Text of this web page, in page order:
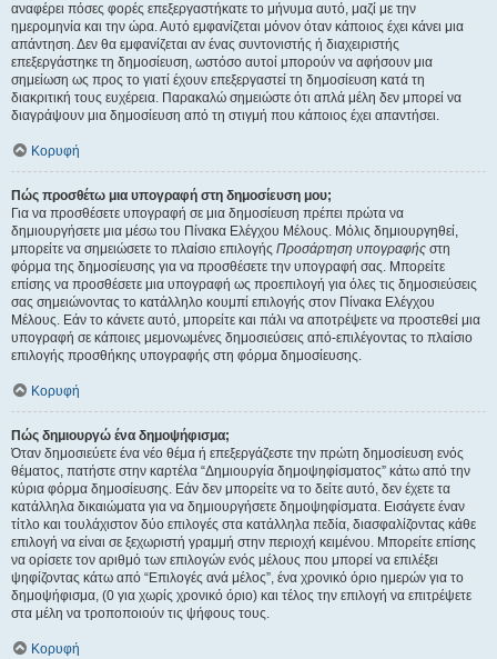
αναφέρει πόσες φορές επεξεργαστήκατε το μήνυμα αυτό, μαζί με την
ημερομηνία και την ώρα. Αυτό εμφανίζεται μόνον όταν κάποιος έχει κάνει μια
απάντηση. Δεν θα εμφανίζεται αν ένας συντονιστής ή διαχειριστής
επεξεργάστηκε τη δημοσίευση, ωστόσο αυτοί μπορούν να αφήσουν μια
σημείωση ως προς το γιατί έχουν επεξεργαστεί τη δημοσίευση κατά τη
διακριτική τους ευχέρεια. Παρακαλώ σημειώστε ότι απλά μέλη δεν μπορεί να
διαγράψουν μια δημοσίευση από τη στιγμή που κάποιος έχει απαντήσει.
Κορυφή
Πώς προσθέτω μια υπογραφή στη δημοσίευση μου;
Για να προσθέσετε υπογραφή σε μια δημοσίευση πρέπει πρώτα να
δημιουργήσετε μια μέσω του Πίνακα Ελέγχου Μέλους. Μόλις δημιουργηθεί,
μπορείτε να σημειώσετε το πλαίσιο επιλογής Προσάρτηση υπογραφής στη
φόρμα της δημοσίευσης για να προσθέσετε την υπογραφή σας. Μπορείτε
επίσης να προσθέσετε μια υπογραφή ως προεπιλογή για όλες τις δημοσιεύσεις
σας σημειώνοντας το κατάλληλο κουμπί επιλογής στον Πίνακα Ελέγχου
Μέλους. Εάν το κάνετε αυτό, μπορείτε και πάλι να αποτρέψετε να προστεθεί μια
υπογραφή σε κάποιες μεμονωμένες δημοσιεύσεις από-επιλέγοντας το πλαίσιο
επιλογής προσθήκης υπογραφής στη φόρμα δημοσίευσης.
Κορυφή
Πώς δημιουργώ ένα δημοψήφισμα;
Όταν δημοσιεύετε ένα νέο θέμα ή επεξεργάζεστε την πρώτη δημοσίευση ενός
θέματος, πατήστε στην καρτέλα “Δημιουργία δημοψηφίσματος” κάτω από την
κύρια φόρμα δημοσίευσης. Εάν δεν μπορείτε να το δείτε αυτό, δεν έχετε τα
κατάλληλα δικαιώματα για να δημιουργήσετε δημοψηφίσματα. Εισάγετε έναν
τίτλο και τουλάχιστον δύο επιλογές στα κατάλληλα πεδία, διασφαλίζοντας κάθε
επιλογή να είναι σε ξεχωριστή γραμμή στην περιοχή κειμένου. Μπορείτε επίσης
να ορίσετε τον αριθμό των επιλογών ενός μέλους που μπορεί να επιλέξει
ψηφίζοντας κάτω από “Επιλογές ανά μέλος”, ένα χρονικό όριο ημερών για το
δημοψήφισμα, (0 για χωρίς χρονικό όριο) και τέλος την επιλογή να επιτρέψετε
στα μέλη να τροποποιούν τις ψήφους τους.
Κορυφή